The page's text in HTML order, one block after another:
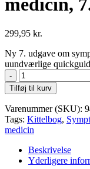
medicin,
299,95 kr.
Ny 7. udgave om
uundværlige
Symptomkontrol
i
palliativ
medicin,
7.
udgave
antal
Tilføj til kurv
Varenummer (SKU):
Tags: Kittelbog,
medicin
Beskrivelse
Yderligere